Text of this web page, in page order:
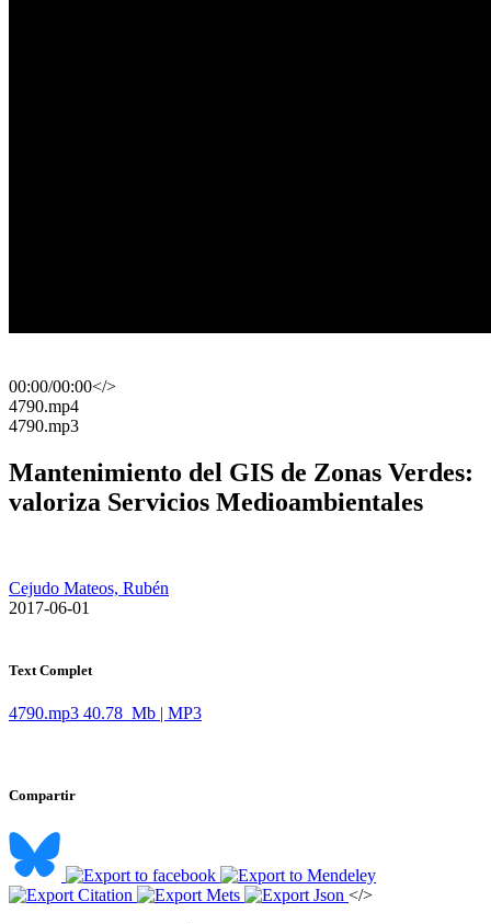
00:00/00:00</>
​4790.mp4
​4790.mp3
Mantenimiento del GIS de Zonas Verdes:
valoriza Servicios Medioambientales
Cejudo Mateos, Rubén
​ 2017-06-01
Text Complet
4790.mp3 40.78 Mb | MP3
Compartir
</>